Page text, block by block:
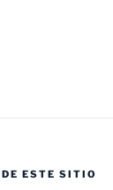
ESTE SITIO